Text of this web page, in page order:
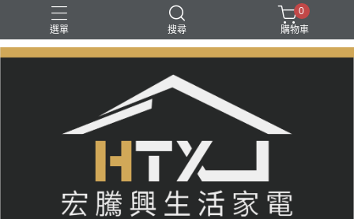
選單 搜尋
0
購物車